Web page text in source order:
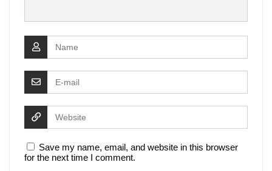
Save my name, email, and website in this browser
for the next time I comment.